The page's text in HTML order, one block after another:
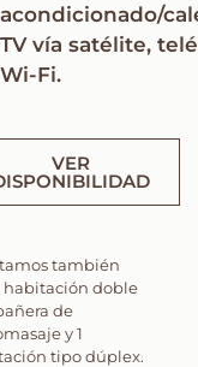
acondicionado/
TV vía satélite,
Wi-Fi.
VER
también
habitación doble
de
y 1
tipo dúplex.